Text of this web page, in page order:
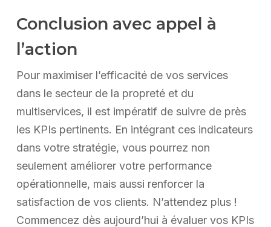
Conclusion avec appel à
l’action
Pour maximiser l’efficacité de vos services
dans le secteur de la propreté et du
multiservices, il est impératif de suivre de près
les KPIs pertinents. En intégrant ces indicateurs
dans votre stratégie, vous pourrez non
seulement améliorer votre performance
opérationnelle, mais aussi renforcer la
satisfaction de vos clients. N’attendez plus !
Commencez dès aujourd’hui à évaluer vos KPIs